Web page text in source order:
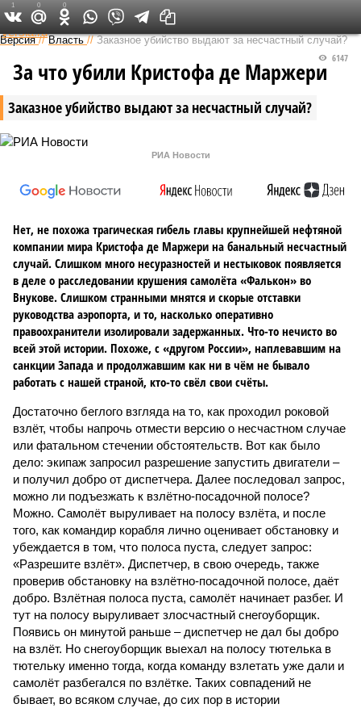
Федеральный выпуск
Версия //Власть //Заказное убийство выдают за несчастный случай?
Заказное убийство выдают за несчастный случай?
6147
За что убили Кристофа де Маржери
РИА Новости
Нет, не похожа трагическая гибель главы крупнейшей нефтяной
компании мира Кристофа де Маржери на банальный несчастный
случай. Слишком много несуразностей и нестыковок появляется
в деле о расследовании крушения самолёта «Фалькон» во
Внукове. Слишком странными мнятся и скорые отставки
руководства аэропорта, и то, насколько оперативно
правоохранители изолировали задержанных. Что-то нечисто во
всей этой истории. Похоже, с «другом России», наплевавшим на
санкции Запада и продолжавшим как ни в чём не бывало
работать с нашей страной, кто-то свёл свои счёты.
Достаточно беглого взгляда на то, как проходил роковой
взлёт, чтобы напрочь отмести версию о несчастном случае
или фатальном стечении обстоятельств. Вот как было
дело: экипаж запросил разрешение запустить двигатели –
и получил добро от диспетчера. Далее последовал запрос,
можно ли подъезжать к взлётно-посадочной полосе?
Можно. Самолёт выруливает на полосу взлёта, и после
того, как командир корабля лично оценивает обстановку и
убеждается в том, что полоса пуста, следует запрос:
«Разрешите взлёт». Диспетчер, в свою очередь, также
проверив обстановку на взлётно-посадочной полосе, даёт
добро. Взлётная полоса пуста, самолёт начинает разбег. И
тут на полосу выруливает злосчастный снегоуборщик.
Появись он минутой раньше – диспетчер не дал бы добро
на взлёт. Но снегоуборщик выехал на полосу тютелька в
тютельку именно тогда, когда команду взлетать уже дали и
самолёт разбегался по взлётке. Таких совпадений не
бывает, во всяком случае, до сих пор в истории
1 0 0